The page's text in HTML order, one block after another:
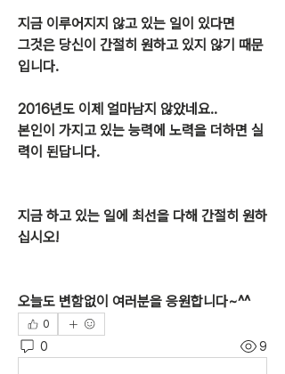
지금 이루어지지 않고 있는 일이 있다면
그것은 당신이 간절히 원하고 있지 않기 때문
입니다.
2016년도 이제 얼마남지 않았네요..
본인이 가지고 있는 능력에 노력을 더하면 실
력이 된답니다.
지금 하고 있는 일에 최선을 다해 간절히 원하
십시오!
오늘도 변함없이 여러분을 응원합니다~^^
0
0 9